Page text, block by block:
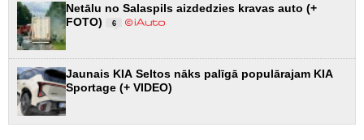
Netālu no Salaspils aizdedzies kravas auto (+
FOTO)
6
Jaunais KIA Seltos nāks palīgā populārajam KIA
Sportage (+ VIDEO)